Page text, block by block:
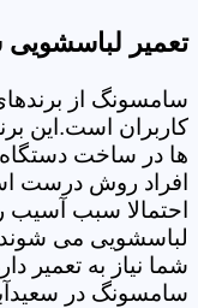
تعمیر
سامسونگ از
کاربران است.این
ها در ساخت
افراد روش درست
احتمالا سبب آسیب
لباسشویی می
شما نیاز به تعمیر
سامسونگ در